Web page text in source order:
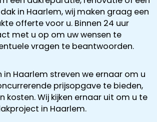
in Haarlem, wij maken graag een
offerte voor u. Binnen 24 uur
met u op om uw wensen te
vragen te beantwoorden.
in Haarlem streven we ernaar om u
prijsopgave te bieden,
kosten. Wij kijken ernaar uit om u te
in Haarlem.